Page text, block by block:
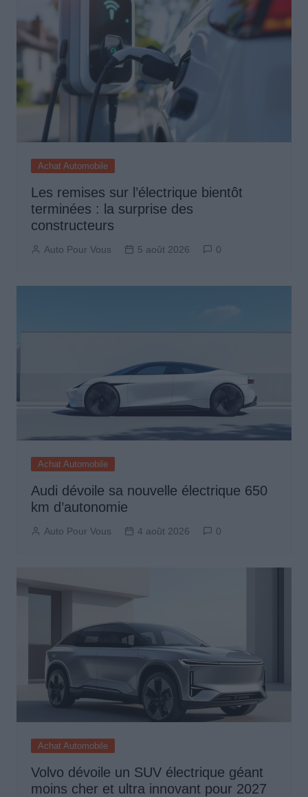
Achat Automobile
Les remises sur l’électrique bientôt
terminées : la surprise des
constructeurs
Auto Pour Vous 5 août 2026 0
Achat Automobile
Audi dévoile sa nouvelle électrique 650
km d’autonomie
Auto Pour Vous 4 août 2026 0
Achat Automobile
Volvo dévoile un SUV électrique géant
moins cher et ultra innovant pour 2027